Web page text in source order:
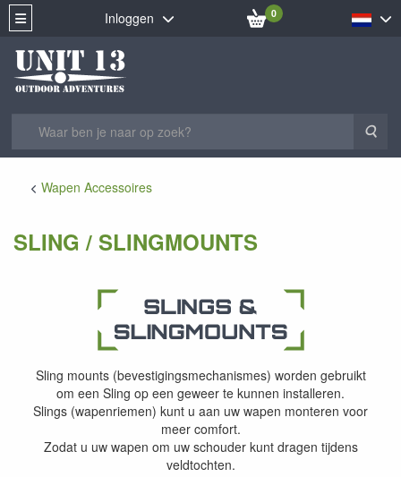
Inloggen 0
Wapen Accessoires
SLING / SLINGMOUNTS
Sling mounts (bevestigingsmechanismes) worden gebruikt
om een Sling op een geweer te kunnen installeren.
Slings (wapenriemen) kunt u aan uw wapen monteren voor
meer comfort.
Zodat u uw wapen om uw schouder kunt dragen tijdens
veldtochten.